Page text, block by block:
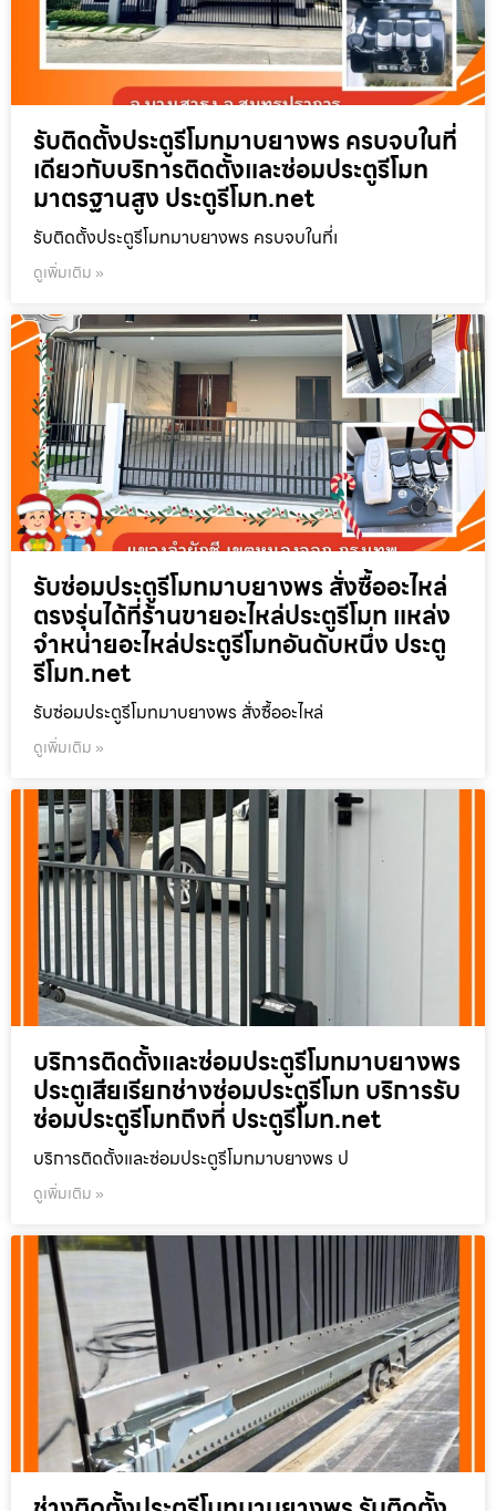
รับติดตั้งประตูรีโมทมาบยางพร ครบจบในที่
เดียวกับบริการติดตั้งและซ่อมประตูรีโมท
มาตรฐานสูง ประตูรีโมท.net
รับติดตั้งประตูรีโมทมาบยางพร ครบจบในที่เ
ดูเพิ่มเติม »
รับซ่อมประตูรีโมทมาบยางพร สั่งซื้ออะไหล่
ตรงรุ่นได้ที่ร้านขายอะไหล่ประตูรีโมท แหล่ง
จำหน่ายอะไหล่ประตูรีโมทอันดับหนึ่ง ประตู
รีโมท.net
รับซ่อมประตูรีโมทมาบยางพร สั่งซื้ออะไหล่
ดูเพิ่มเติม »
บริการติดตั้งและซ่อมประตูรีโมทมาบยางพร
ประตูเสียเรียกช่างซ่อมประตูรีโมท บริการรับ
ซ่อมประตูรีโมทถึงที่ ประตูรีโมท.net
บริการติดตั้งและซ่อมประตูรีโมทมาบยางพร ป
ดูเพิ่มเติม »